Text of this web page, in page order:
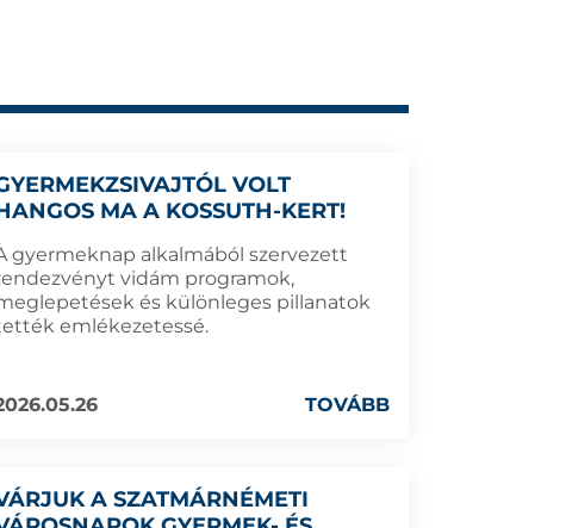
VOLT
MA A KOSSUTH-KERT!
gyermeknap alkalmából szervezett
vidám programok,
és különleges pillanatok
emlékezetessé.
TOVÁBB
A SZATMÁRNÉMETI